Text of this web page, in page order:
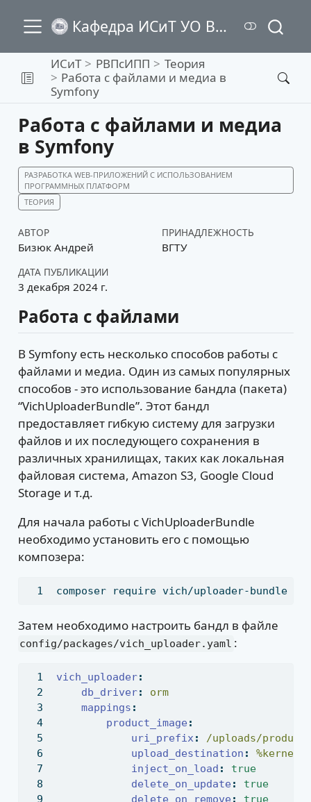
Кафедра ИСиТ УО ВГТУ
ИСиТ РВПсИПП
Теория
Работа с файлами и медиа в
Symfony
Работа с файлами и медиа
в Symfony
РАЗРАБОТКА WEB-ПРИЛОЖЕНИЙ С ИСПОЛЬЗОВАНИЕМ
ПРОГРАММНЫХ ПЛАТФОРМ
ТЕОРИЯ
АВТОР ПРИНАДЛЕЖНОСТЬ
Бизюк Андрей ВГТУ
ДАТА ПУБЛИКАЦИИ
3 декабря 2024 г.
Работа с файлами
В Symfony есть несколько способов работы с
файлами и медиа. Один из самых популярных
способов - это использование бандла (пакета)
“VichUploaderBundle”. Этот бандл
предоставляет гибкую систему для загрузки
файлов и их последующего сохранения в
различных хранилищах, таких как локальная
файловая система, Amazon S3, Google Cloud
Storage и т.д.
Для начала работы с VichUploaderBundle
необходимо установить его с помощью
композера:
composer require vich/uploader-bundle
Затем необходимо настроить бандл в файле
config/packages/vich_uploader.yaml :
vich_uploader:
db_driver:
orm
mappings :
product_image :
uri_prefix:
/uploads/
upload_destination :
inject_on_load :
true
delete_on_update :
true
delete_on_remove : true